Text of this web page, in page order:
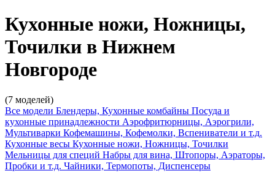
Кухонные ножи, Ножницы,
Точилки в Нижнем
Новгороде
(7 моделей)
Все модели Блендеры, Кухонные комбайны Посуда и
кухонные принадлежности Аэрофритюрницы, Аэрогрили,
Мультиварки Кофемашины, Кофемолки, Вспениватели и т.д.
Кухонные весы Кухонные ножи, Ножницы, Точилки
Мельницы для специй Набры для вина, Штопоры, Аэраторы,
Пробки и т.д. Чайники, Термопоты, Диспенсеры